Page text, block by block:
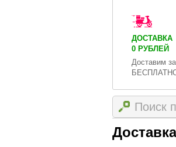
ДОСТАВКА
0 РУБЛЕЙ
Доставим